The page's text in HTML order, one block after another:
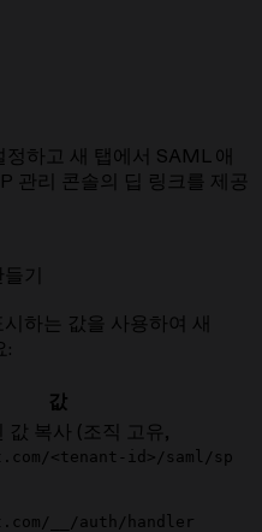
하고 새 탭에서 SAML 애
관리 콘솔의 딥 링크를 제공
기
하는 값을 사용하여 새
:
값
값 복사 (조직 고유,
<tenant-id>/saml/sp
__/auth/handler